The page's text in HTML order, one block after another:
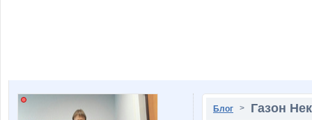
Блог > Газон